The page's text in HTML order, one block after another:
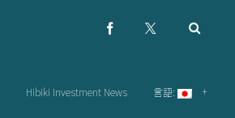
Hibiki Investment News 言語: